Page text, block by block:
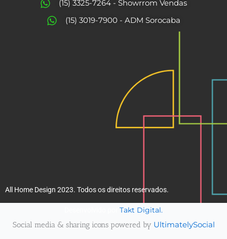
o
r
(15) 3325-7264 - Showrrom Vendas
(15) 3019-7900 - ADM Sorocaba
All Home Design 2023. Todos os direitos reservados.
Takt Digital.
Social media & sharing icons powered by UltimatelySocial